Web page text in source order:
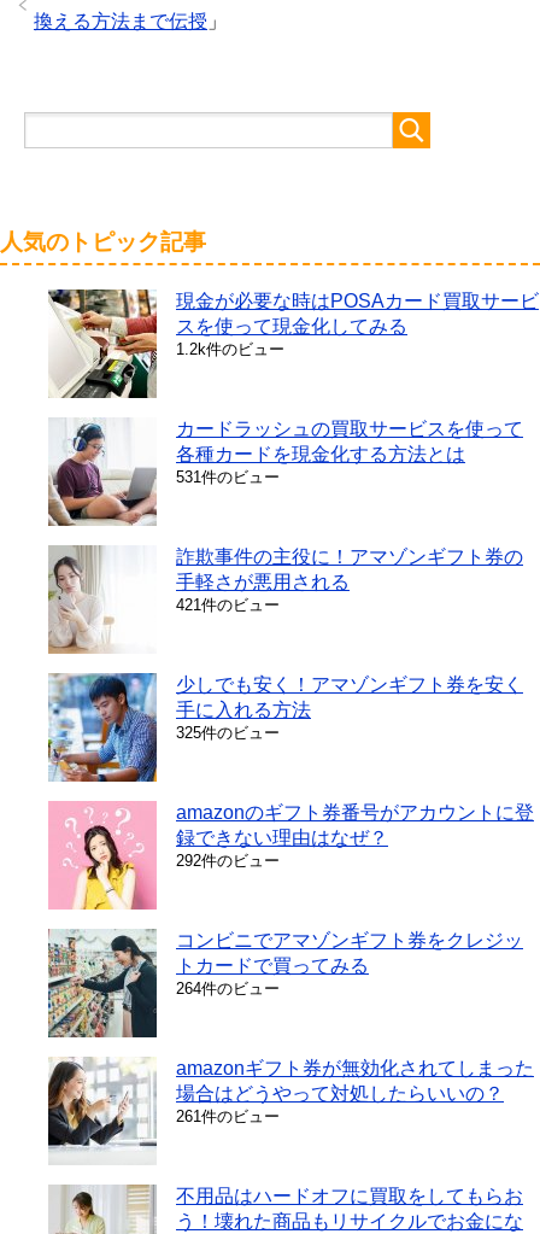
換える方法まで伝授 」
人気のトピック記事
現金が必要な時はPOSAカード買取サービ
スを使って現金化してみる
1.2k件のビュー
カードラッシュの買取サービスを使って
各種カードを現金化する方法とは
531件のビュー
詐欺事件の主役に！アマゾンギフト券の
手軽さが悪用される
421件のビュー
少しでも安く！アマゾンギフト券を安く
手に入れる方法
325件のビュー
amazonのギフト券番号がアカウントに登
録できない理由はなぜ？
292件のビュー
コンビニでアマゾンギフト券をクレジッ
トカードで買ってみる
264件のビュー
amazonギフト券が無効化されてしまった
場合はどうやって対処したらいいの？
261件のビュー
不用品はハードオフに買取をしてもらお
う！壊れた商品もリサイクルでお金にな